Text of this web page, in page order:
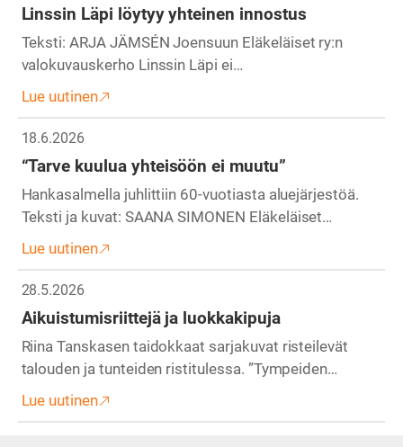
Linssin Läpi löytyy yhteinen innostus
Teksti: ARJA JÄMSÉN Joensuun Eläkeläiset ry:n
valokuvauskerho Linssin Läpi ei…
Lue uutinen
18.6.2026
“Tarve kuulua yhteisöön ei muutu”
Hankasalmella juhlittiin 60-vuotiasta aluejärjestöä.
Teksti ja kuvat: SAANA SIMONEN Eläkeläiset…
Lue uutinen
28.5.2026
Aikuistumisriittejä ja luokkakipuja
Riina Tanskasen taidokkaat sarjakuvat risteilevät
talouden ja tunteiden ristitulessa. ”Tympeiden…
Lue uutinen